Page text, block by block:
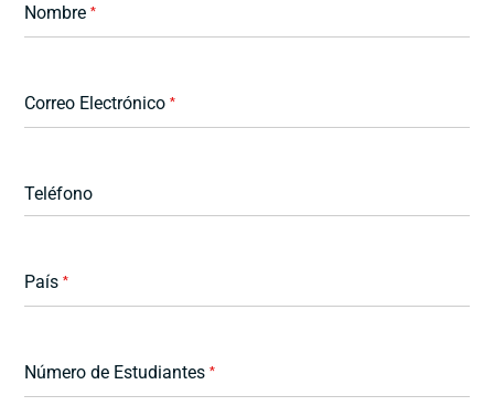
Nombre*
Correo Electrónico*
Teléfono
País*
Número de Estudiantes*